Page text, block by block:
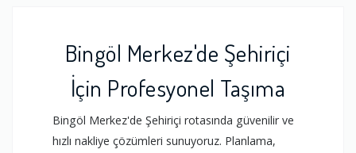
Bingöl Merkez'de Şehiriçi
İçin Profesyonel Taşıma
Bingöl Merkez'de Şehiriçi rotasında güvenilir ve
hızlı nakliye çözümleri sunuyoruz. Planlama,